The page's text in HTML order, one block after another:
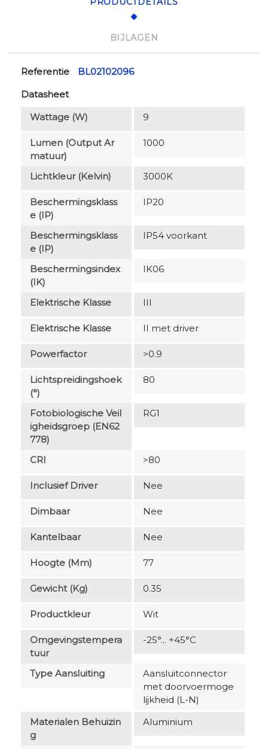
BIJLAGEN
Referentie
BL02102096
Datasheet
Wattage (W)
9
Lumen (output Ar
Matuur)
1000
Lichtkleur (Kelvin) 3000K
Beschermingsklass
E (IP)
IP20
Beschermingsklass
E (IP)
IP54 voorkant
Beschermingsindex
(IK)
IK06
Elektrische Klasse III
Elektrische Klasse II met driver
Powerfactor >0.9
Lichtspreidingshoek
(°)
80
Fotobiologische Veil
Igheidsgroep (EN62
778)
RG1
CRI >80
Inclusief Driver Nee
Dimbaar Nee
Kantelbaar Nee
Hoogte (mm) 77
Gewicht (kg) 0.35
Productkleur Wit
Omgevingstempera
Tuur
-25°... +45°C
Type Aansluiting
Aansluitconnector
met doorvoermoge
lijkheid (L-N)
Materialen Behuizin
G
Aluminium